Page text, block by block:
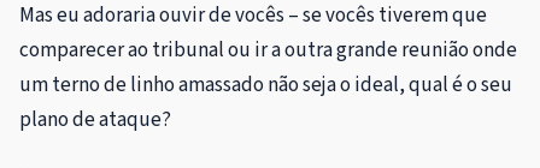
Mas eu adoraria ouvir de vocês – se vocês tiverem que
comparecer ao tribunal ou ir a outra grande reunião onde
um terno de linho amassado não seja o ideal, qual é o seu
plano de ataque?